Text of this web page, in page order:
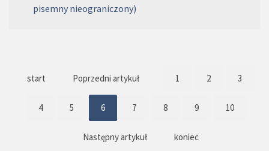
pisemny nieograniczony)
start Poprzedni artykuł 1 2 3
4 5 6 7 8 9 10
Następny artykuł koniec